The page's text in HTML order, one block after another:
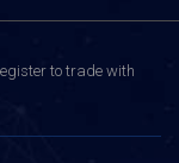
to trade with